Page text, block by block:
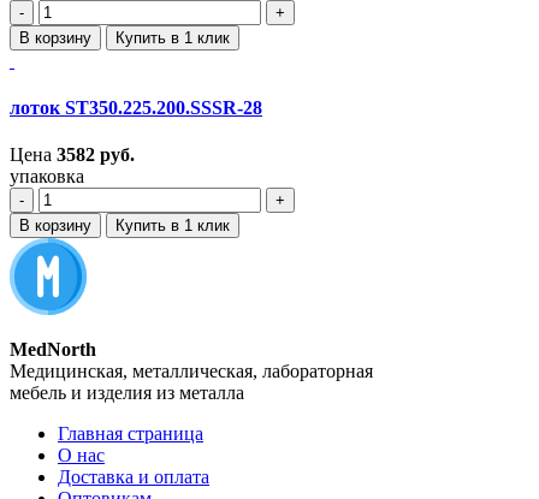
‐
+
В корзину
Купить в 1 клик
лоток ST350.225.200.SSSR-28
Цена 3582 руб.
упаковка
‐
+
В корзину
Купить в 1 клик
MedNorth
Медицинская, металлическая, лабораторная
мебель и изделия из металла
Главная страница
О нас
Доставка и оплата